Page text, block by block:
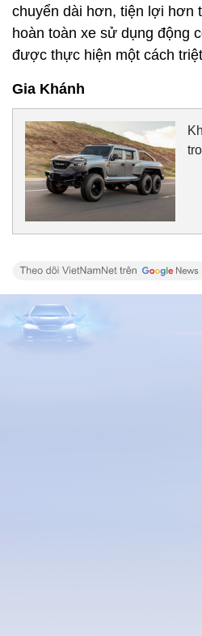
chuyển dài hơn, tiện lợi hơn
hoàn toàn xe sử dụng động
được thực hiện một cách
Gia Khánh